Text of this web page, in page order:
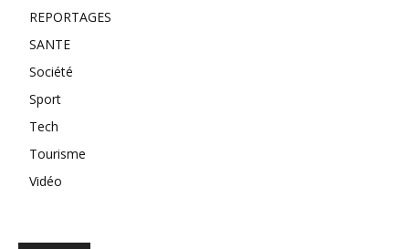
REPORTAGES
SANTE
Société
Sport
Tech
Tourisme
Vidéo